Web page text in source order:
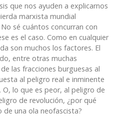
que nos ayuden a explicarnos
marxista mundial
sé cuántos concurran con
es el caso. Como en cualquier
son muchos los factores. El
entre otras muchas
las fracciones burguesas al
al peligro real e inminente
O, lo que es peor, al peligro de
de revolución, ¿por qué
una ola neofascista?